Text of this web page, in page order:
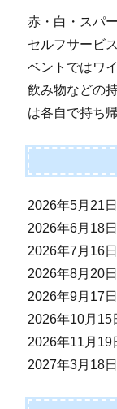
赤・白・スパ
セルフサービ
ベントではワ
飲み物などの
は各自で持ち
2026年5月21日
2026年6月18日
2026年7月16日
2026年8月20日
2026年9月17日
2026年10月15
2026年11月19
2027年3月18日